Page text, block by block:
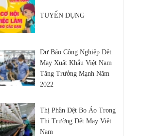
TUYỂN DỤNG
Dự Báo Công Nghiệp Dệt
May Xuất Khẩu Việt Nam
Tăng Trưởng Mạnh Năm
2022
Thị Phần Dệt Bo Áo Trong
Thị Trường Dệt May Việt
Nam